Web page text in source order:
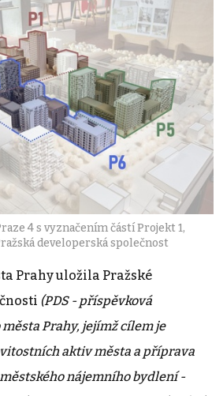
4 s vyznačením částí Projekt 1,
developerská společnost
Prahy uložila Pražské
(PDS - příspěvková
Prahy, jejímž cílem je
aktiv města a příprava
nájemního bydlení -